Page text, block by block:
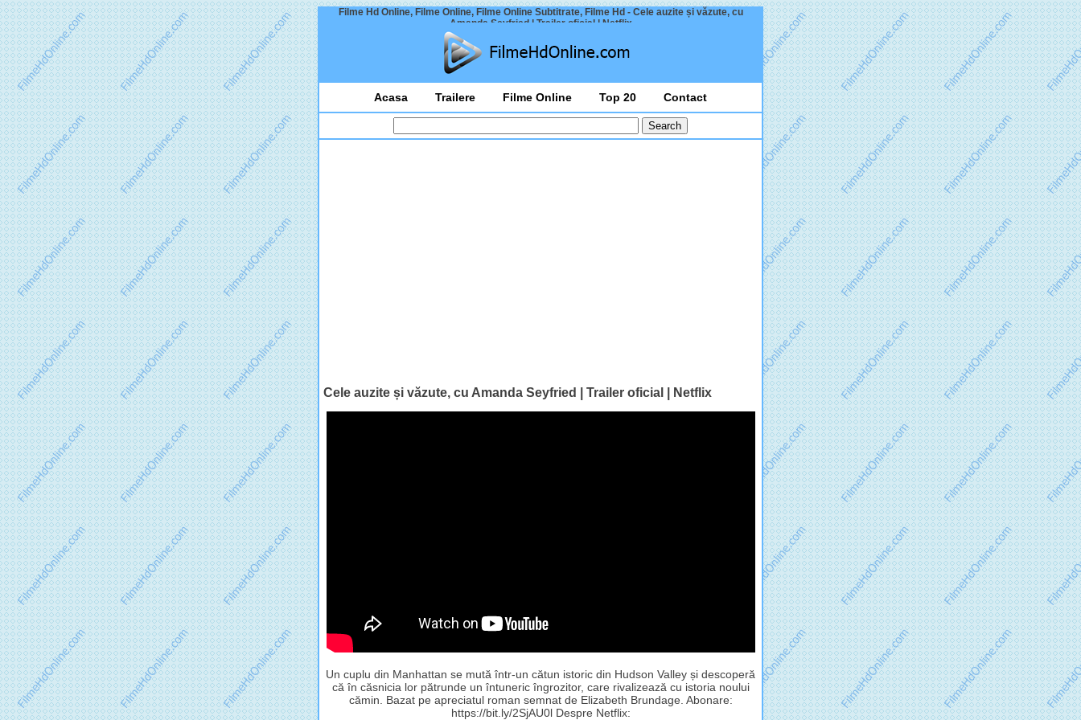
Filme Hd Online, Filme Online, Filme Online Subtitrate, Filme Hd - Cele auzite și văzute, cu
Amanda Seyfried | Trailer oficial | Netflix
Acasa Trailere Filme Online Top 20 Contact
Cele auzite și văzute, cu Amanda Seyfried | Trailer oficial | Netflix
Un cuplu din Manhattan se mută într-un cătun istoric din Hudson Valley și descoperă
că în căsnicia lor pătrunde un întuneric îngrozitor, care rivalizează cu istoria noului
cămin. Bazat pe apreciatul roman semnat de Elizabeth Brundage. Abonare:
https://bit.ly/2SjAU0l Despre Netflix: